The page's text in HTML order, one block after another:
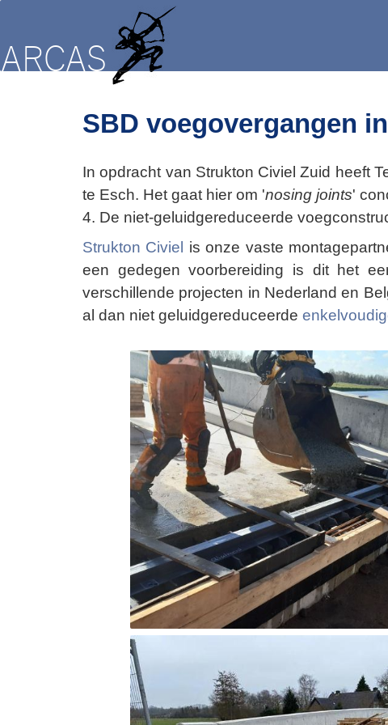
SBD voegovergangen
In opdracht van Strukton Civiel Zuid heeft
te Esch. Het gaat hier om 'nosing joints'
4. De niet-geluidgereduceerde
Strukton Civiel
is onze vaste
een gedegen voorbereiding is dit het
verschillende projecten in Nederland en
al dan niet geluidgereduceerde